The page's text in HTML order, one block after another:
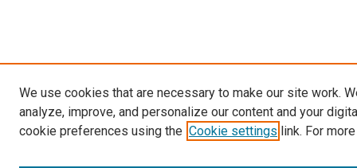
We use cookies that are necessary to make our site work.
analyze, improve, and personalize our content and your
cookie preferences using the Cookie settings link. For